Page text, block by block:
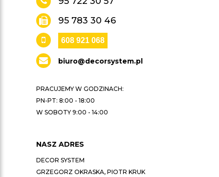
95 783 30 46
608 921 068
biuro@decorsystem.pl
PRACUJEMY W GODZINACH:
PN-PT: 8:00 - 18:00
W SOBOTY 9:00 - 14:00
NASZ ADRES
DECOR SYSTEM
GRZEGORZ OKRASKA, PIOTR KRUK